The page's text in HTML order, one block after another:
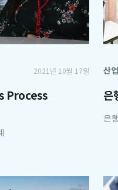
2021년 10월 17일
Process
산
은
은